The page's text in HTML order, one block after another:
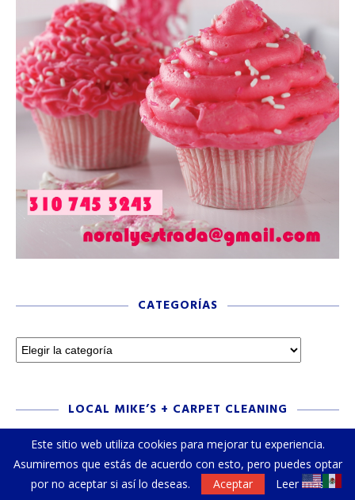
CATEGORÍAS
LOCAL MIKE’S + CARPET CLEANING
Este sitio web utiliza cookies para mejorar tu experiencia.
Asumiremos que estás de acuerdo con esto, pero puedes optar
por no aceptar si así lo deseas.
Aceptar Leer más